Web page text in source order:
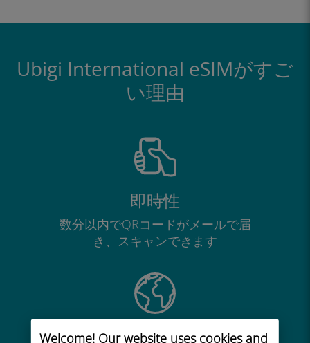
Welcome! Our website uses cookies and
Ubigi International eSIMがすご
い理由
即時性
数分以内でQRコードがメールで届
き、スキャンできます
グローバル